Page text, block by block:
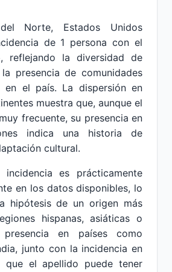
Norte, Estados Unidos
de 1 persona con el
reflejando la diversidad de
presencia de comunidades
en el país. La dispersión en
muestra que, aunque el
frecuente, su presencia en
indica una historia de
cultural.
es prácticamente
en los datos disponibles, lo
hipótesis de un origen más
hispanas, asiáticas o
en países como
junto con la incidencia en
que el apellido puede tener